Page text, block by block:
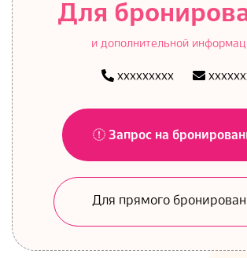
Для
и дополнительной
ххххххххх
Запрос на
Для прямого